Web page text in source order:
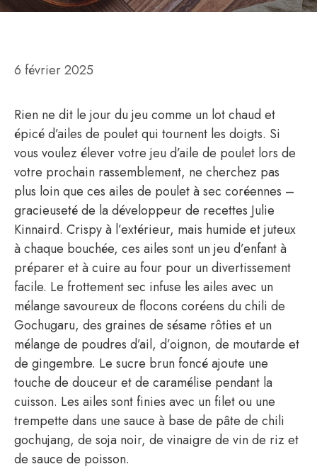
6 février 2025
Rien ne dit le jour du jeu comme un lot chaud et
épicé d’ailes de poulet qui tournent les doigts. Si
vous voulez élever votre jeu d’aile de poulet lors de
votre prochain rassemblement, ne cherchez pas
plus loin que ces ailes de poulet à sec coréennes –
gracieuseté de la développeur de recettes Julie
Kinnaird. Crispy à l’extérieur, mais humide et juteux
à chaque bouchée, ces ailes sont un jeu d’enfant à
préparer et à cuire au four pour un divertissement
facile. Le frottement sec infuse les ailes avec un
mélange savoureux de flocons coréens du chili de
Gochugaru, des graines de sésame rôties et un
mélange de poudres d’ail, d’oignon, de moutarde et
de gingembre. Le sucre brun foncé ajoute une
touche de douceur et de caramélise pendant la
cuisson. Les ailes sont finies avec un filet ou une
trempette dans une sauce à base de pâte de chili
gochujang, de soja noir, de vinaigre de vin de riz et
de sauce de poisson.